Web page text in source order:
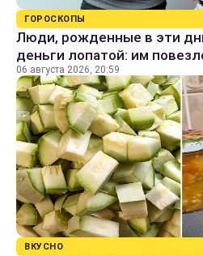
ГОРОСКОПЫ
Люди, рожденные в эти
деньги лопатой: им
06 августа 2026, 20:59
ВКУСНО